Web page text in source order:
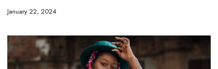
January 22, 2024